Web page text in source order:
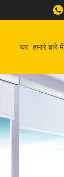
घर हमारे बारे में